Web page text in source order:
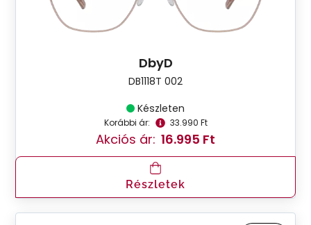
DbyD
DB1118T 002
Készleten
Korábbi ár: 33.990 Ft
Akciós ár: 16.995 Ft
Részletek